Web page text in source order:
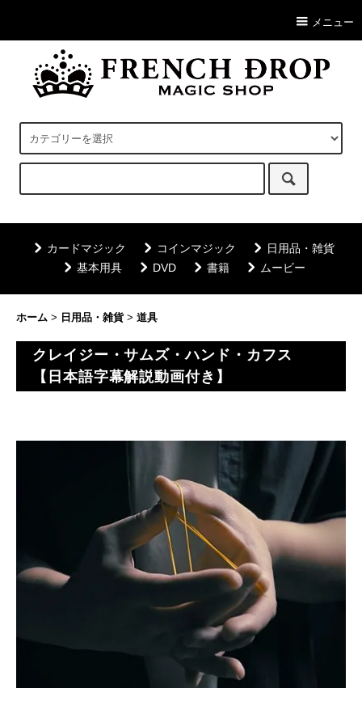
メニュー
カードマジック コインマジック
日用品・雑貨
基本用具
DVD 書籍 ムービー
ホーム > 日用品・雑貨 > 道具
クレイジー・サムズ・ハンド・カフス
【日本語字幕解説動画付き】